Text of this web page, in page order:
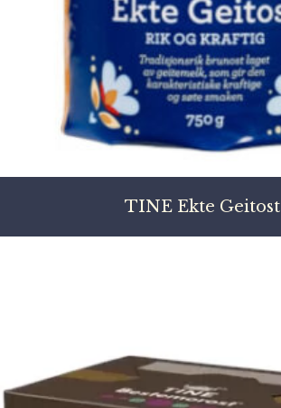
TINE Ekte Geitost